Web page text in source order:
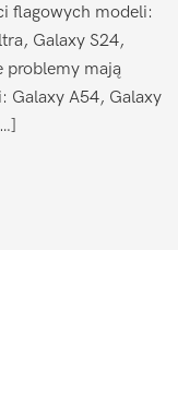
flagowych modeli:
Galaxy S24,
problemy mają
Galaxy A54, Galaxy